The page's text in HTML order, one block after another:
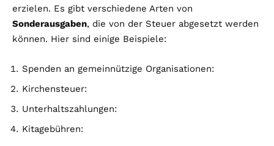
erzielen. Es gibt verschiedene Arten von
Sonderausgaben, die von der Steuer abgesetzt werden
können. Hier sind einige Beispiele:
Spenden an gemeinnützige Organisationen:
Kirchensteuer:
Unterhaltszahlungen:
Kitagebühren: